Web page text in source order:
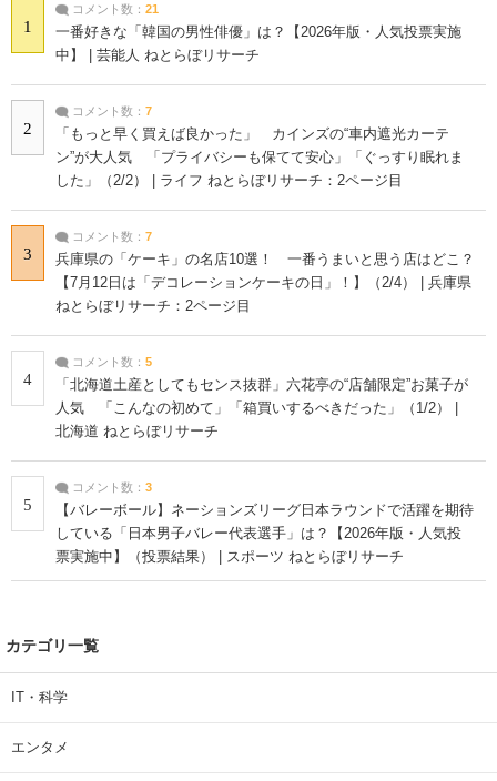
1
コメント数： 21
一番好きな「韓国の男性俳優」は？【2026年版・人気投票実施
中】 | 芸能人 ねとらぼリサーチ
2
コメント数： 7
「もっと早く買えば良かった」 カインズの“車内遮光カーテ
ン”が大人気 「プライバシーも保てて安心」「ぐっすり眠れま
した」（2/2） | ライフ ねとらぼリサーチ：2ページ目
3
コメント数： 7
兵庫県の「ケーキ」の名店10選！ 一番うまいと思う店はどこ？
【7月12日は「デコレーションケーキの日」！】（2/4） | 兵庫県
ねとらぼリサーチ：2ページ目
4
コメント数： 5
「北海道土産としてもセンス抜群」六花亭の“店舗限定”お菓子が
人気 「こんなの初めて」「箱買いするべきだった」（1/2） |
北海道 ねとらぼリサーチ
5
コメント数： 3
【バレーボール】ネーションズリーグ日本ラウンドで活躍を期待
している「日本男子バレー代表選手」は？【2026年版・人気投
票実施中】（投票結果） | スポーツ ねとらぼリサーチ
カテゴリ一覧
IT・科学
エンタメ